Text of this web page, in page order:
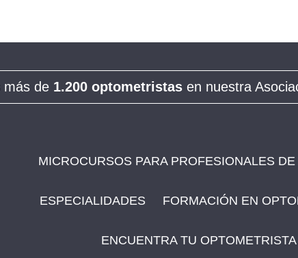
más de 1.200 optometristas en nuestra
MICROCURSOS PARA PROFESIONALES
ESPECIALIDADES FORMACIÓN EN
ENCUENTRA TU OPTOMETRISTA